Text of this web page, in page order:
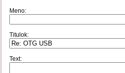
Meno:
Titulok:
Text: